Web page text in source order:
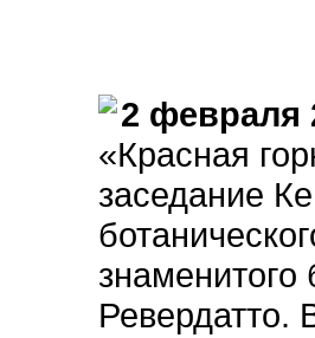
2 февраля
«Красная
заседание
Ревердатто.